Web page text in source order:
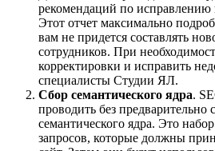
рекомендаций по
Этот отчет максимально
вам не придется составлять
сотрудников. При
корректировки и исправить
специалисты Студии ЯЛ.
Сбор семантического ядра.
проводить без предварительно
семантического ядра. Это
запросов, которые должны